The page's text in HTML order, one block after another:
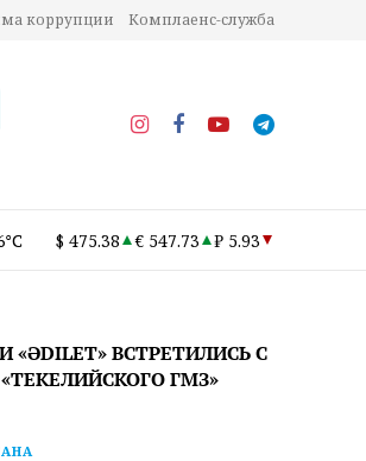
коррупции Комплаенс-служба
$ 475.38 € 547.73 ₽ 5.93
«ӘDILET» ВСТРЕТИЛИСЬ С
ГМЗ»